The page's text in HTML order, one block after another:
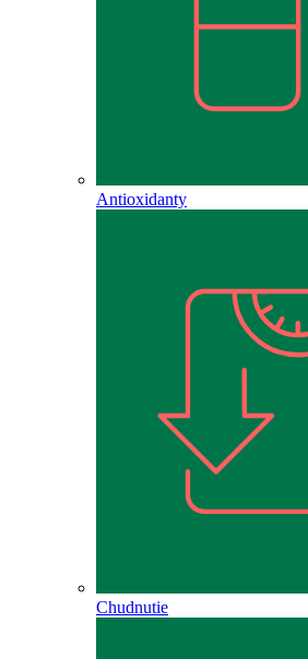
Antioxidanty
Chudnutie